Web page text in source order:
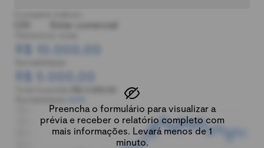
Preencha o formulário para visualizar a
prévia e receber o relatório completo com
mais informações. Levará menos de 1
minuto.
Dólar comercial
R$ 10.000,00
R$ 5.000,00